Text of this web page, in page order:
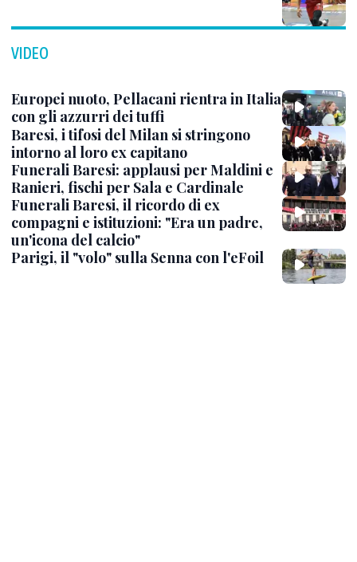
VIDEO
Europei nuoto, Pellacani rientra in Italia
con gli azzurri dei tuffi
Baresi, i tifosi del Milan si stringono
intorno al loro ex capitano
Funerali Baresi: applausi per Maldini e
Ranieri, fischi per Sala e Cardinale
Funerali Baresi, il ricordo di ex
compagni e istituzioni: "Era un padre,
un'icona del calcio"
Parigi, il "volo" sulla Senna con l'eFoil